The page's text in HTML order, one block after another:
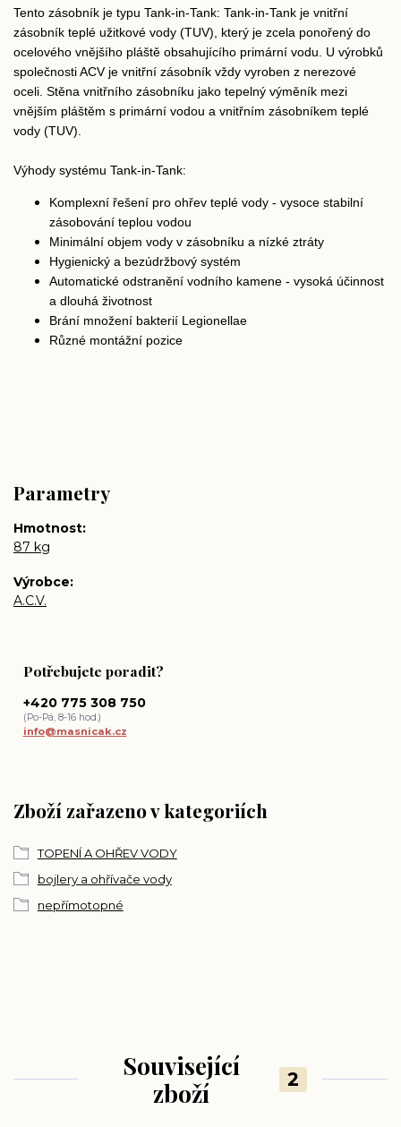
Tento zásobník je typu Tank-in-Tank: Tank-in-Tank je vnitřní
zásobník teplé užitkové vody (TUV), který je zcela ponořený do
ocelového vnějšího pláště obsahujícího primární vodu. U výrobků
společnosti ACV je vnitřní zásobník vždy vyroben z nerezové
oceli. Stěna vnitřního zásobníku jako tepelný výměník mezi
vnějším pláštěm s primární vodou a vnitřním zásobníkem teplé
vody (TUV).
Výhody systému Tank-in-Tank:
Komplexní řešení pro ohřev teplé vody - vysoce stabilní
zásobování teplou vodou
Minimální objem vody v zásobníku a nízké ztráty
Hygienický a bezúdržbový systém
Automatické odstranění vodního kamene - vysoká účinnost
a dlouhá životnost
Brání množení bakterií Legionellae
Různé montážní pozice
Parametry
Hmotnost
87 kg
Výrobce
A.C.V.
Zboží zařazeno v kategoriích
TOPENÍ A OHŘEV VODY
bojlery a ohřívače vody
nepřímotopné
Potřebujete poradit?
+420 775 308 750
(Po-Pá, 8-16 hod.)
info@masnicak.cz
Související
zboží
2